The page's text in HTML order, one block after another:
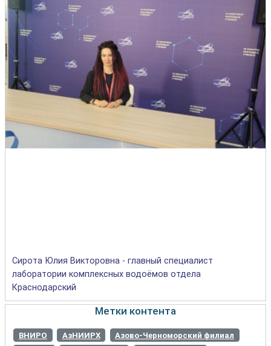
Сирота Юлия Викторовна - главный специалист
лаборатории комплексных водоёмов отдела
Краснодарский
Метки контента
ВНИРО АзНИИРХ
Азово-Черноморский филиал